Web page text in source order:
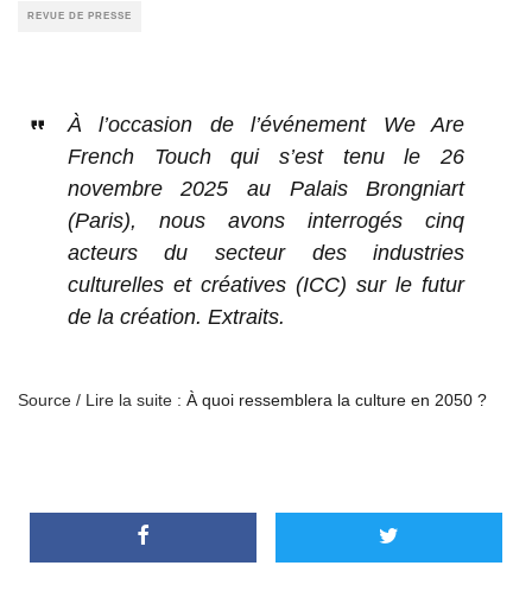
REVUE DE PRESSE
À l’occasion de l’événement We Are
French Touch qui s’est tenu le 26
novembre 2025 au Palais Brongniart
(Paris), nous avons interrogés cinq
acteurs du secteur des industries
culturelles et créatives (ICC) sur le futur
de la création. Extraits.
Source / Lire la suite : À quoi ressemblera la culture en 2050 ?